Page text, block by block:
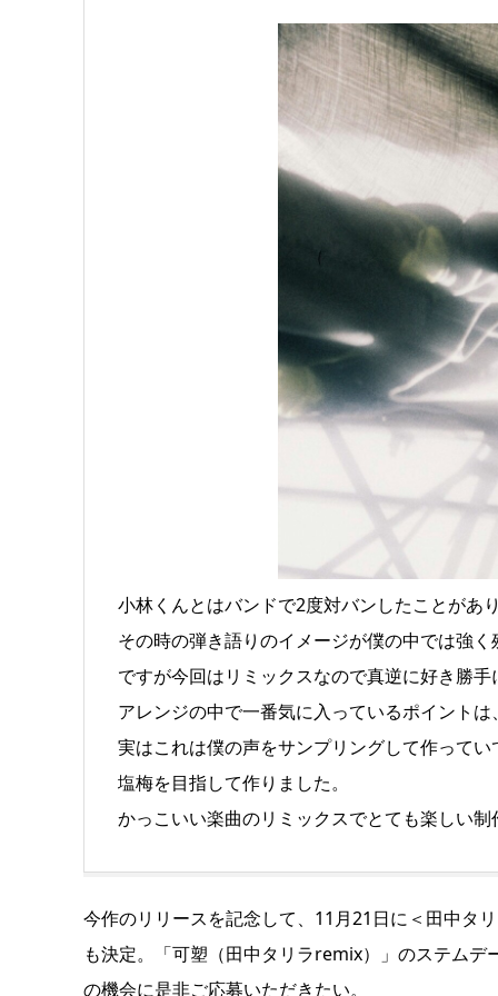
小林くんとはバンドで2度対バンしたことがあ
その時の弾き語りのイメージが僕の中では強
ですが今回はリミックスなので真逆に好き勝
アレンジの中で一番気に入っているポイント
実はこれは僕の声をサンプリングして作って
塩梅を目指して作りました。
かっこいい楽曲のリミックスでとても楽しい制
今作のリリースを記念して、11月21日に＜田中
も決定。「可塑（田中タリラremix）」のステム
の機会に是非ご応募いただきたい。